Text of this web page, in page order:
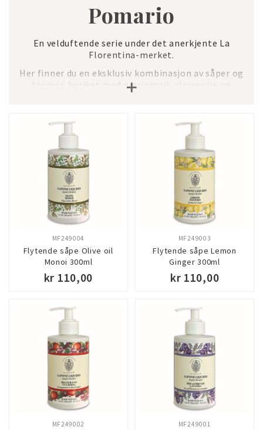
Pomario
En velduftende serie under det anerkjente La
Florentina-merket.
Her finner du en eksklusiv kombinasjon av såper og
kremer, beriket med næringsrik olivenolje og
beroligende karité-smør. Produktene er laget for å
Oppdag en verden av velvære med Pomario
Collection - ekte italiensk kvalitet!
Flytende såpe Olive oil
Monoi 300ml
MF249004
kr 110,00
Flytende såpe Lemon
Ginger 300ml
MF249003
kr 110,00
MF249002 MF249001